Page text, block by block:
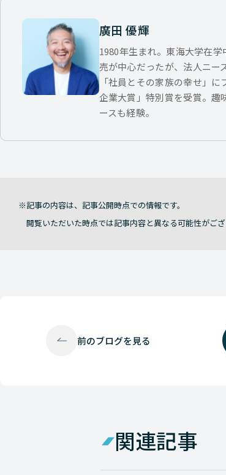
廣田 優輝
1980年生まれ。東海大学在
売が中心だったが、法人ニー
「社員とその家族の幸せ」に
企業大賞」特別賞を受賞。趣
ースも経験。
記事の内容は、記事公開時点での情報です。
閲覧いただいた時点では記事内容と異なる可能性がご
前のブログを見る
関連記事